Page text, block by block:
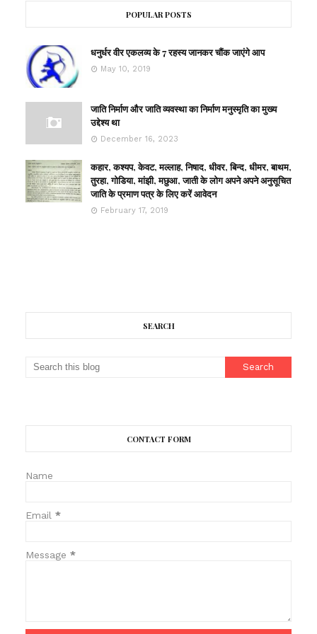
POPULAR POSTS
धनुर्धर वीर एकलव्य के 7 रहस्य जानकर चौंक जाएंगे आप
May 10, 2019
जाति निर्माण और जाति व्यवस्था का निर्माण मनुस्मृति का मुख्य
उद्देश्य था
December 16, 2023
कहार, कश्यप, केवट, मल्लाह, निषाद, धीवर, बिन्द, धीमर, बाथम,
तुरहा, गोडिया, मांझी, मछुआ, जाती के लोग अपने अपने अनुसूचित
जाति के प्रमाण पत्र के लिए करें आवेदन
February 17, 2019
SEARCH
CONTACT FORM
Name
Email *
Message *